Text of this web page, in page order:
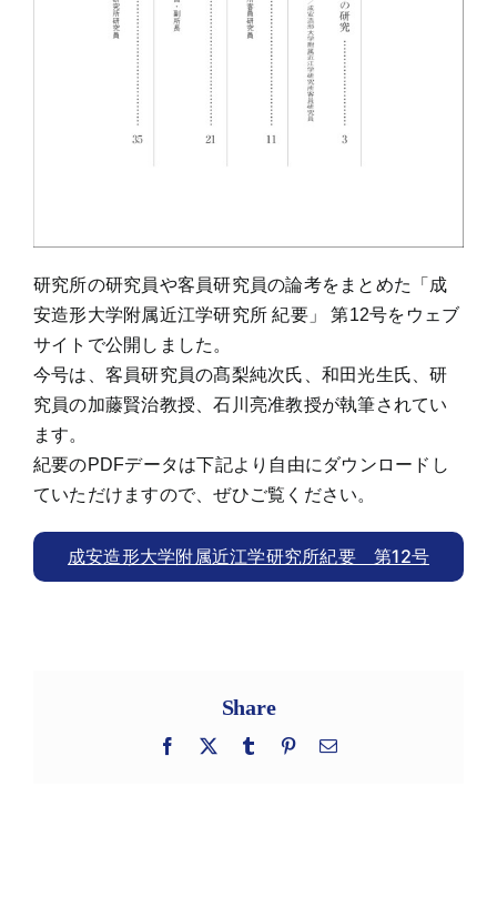
研究所の研究員や客員研究員の論考をまとめた「成
安造形大学附属近江学研究所 紀要」 第12号をウェブ
サイトで公開しました。
今号は、客員研究員の髙梨純次氏、和田光生氏、研
究員の加藤賢治教授、石川亮准教授が執筆されてい
ます。
紀要のPDFデータは下記より自由にダウンロードし
ていただけますので、ぜひご覧ください。
成安造形大学附属近江学研究所紀要 第12号
Share
Facebook
X Tumblr Pinterest
電